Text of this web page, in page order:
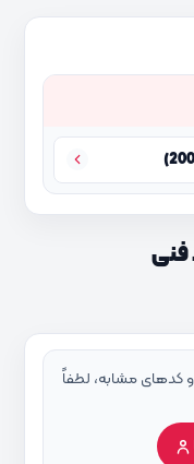
فنی
کدهای مشابه، لطفاً